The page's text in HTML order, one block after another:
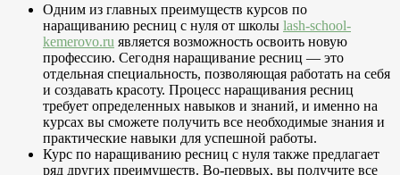
Одним из главных преимуществ курсов по
наращиванию ресниц с нуля от школы lash-school-
kemerovo.ru является возможность освоить новую
профессию. Сегодня наращивание ресниц — это
отдельная специальность, позволяющая работать на себя
и создавать красоту. Процесс наращивания ресниц
требует определенных навыков и знаний, и именно на
курсах вы сможете получить все необходимые знания и
практические навыки для успешной работы.
Курс по наращиванию ресниц с нуля также предлагает
ряд других преимуществ. Во-первых, вы получите все